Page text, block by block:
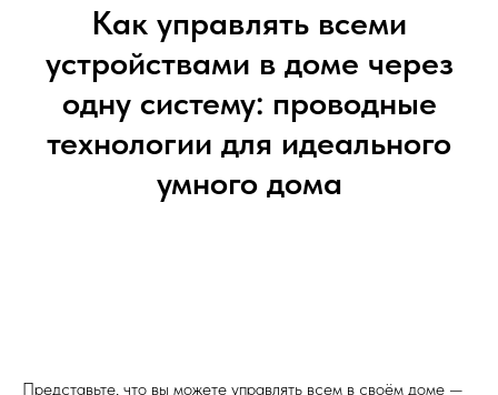
Как управлять всеми
устройствами в доме через
одну систему: проводные
технологии для идеального
умного дома
Представьте, что вы можете управлять всем в своём доме —